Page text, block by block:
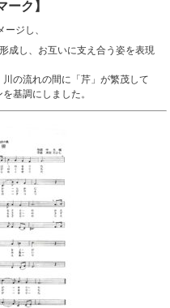
ーク】
ジし、
形成し、お互いに支え合う姿を表現
の流れの間に「芹」が繁茂して
基調にしました。